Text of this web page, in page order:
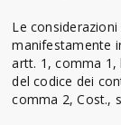
Le
manifestamente
artt. 1, comma 1,
del codice dei
comma 2, Cost.,